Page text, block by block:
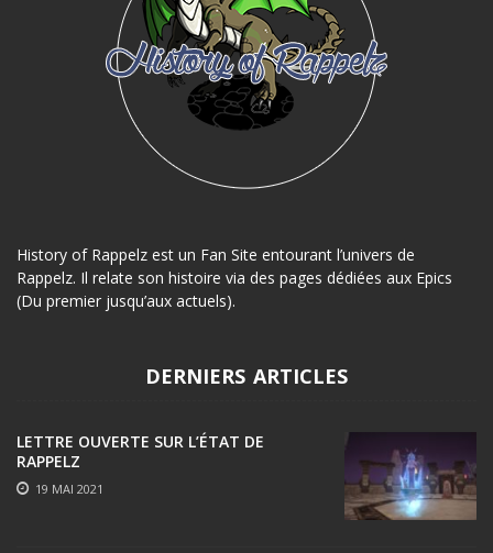
History of Rappelz est un Fan Site entourant l’univers de
Rappelz. Il relate son histoire via des pages dédiées aux Epics
(Du premier jusqu’aux actuels).
DERNIERS ARTICLES
LETTRE OUVERTE SUR L’ÉTAT DE
RAPPELZ
19 MAI 2021